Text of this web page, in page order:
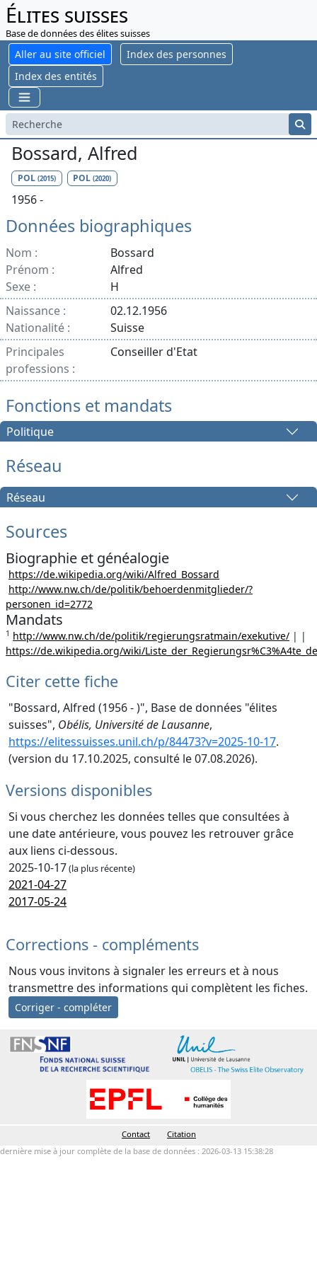
Élites suisses
Base de données des élites suisses
Aller au site officiel
Index des personnes
Index des entités
Bossard, Alfred
POL (2015) POL(2020)
1956 -
Données biographiques
Nom :
Bossard
Prénom :
Alfred
Sexe :
H
Naissance :
02.12.1956
Nationalité :
Suisse
Principales
professions :
Conseiller d'Etat
Fonctions et mandats
Politique
Réseau
Réseau
Sources
Biographie et généalogie
https://de.wikipedia.org/wiki/Alfred_Bossard
http://www.nw.ch/de/politik/behoerdenmitglieder/?
personen_id=2772
Mandats
1 http://www.nw.ch/de/politik/regierungsratmain/exekutive/ | |
https://de.wikipedia.org/wiki/
Citer cette fiche
"Bossard, Alfred (1956 - )", Base de données "élites
suisses", Obélis, Université de Lausanne,
https://elitessuisses.unil.ch/p/84473?v=2025-10-17.
(version du 17.10.2025, consulté le 07.08.2026).
Versions disponibles
Si vous cherchez les données telles que consultées à
une date antérieure, vous pouvez les retrouver grâce
aux liens ci-dessous.
2025-10-17(la plus récente)
2021-04-27
2017-05-24
Corrections - compléments
Nous vous invitons à signaler les erreurs et à nous
transmettre des informations qui complètent les fiches.
Corriger - compléter
Contact
Citation
dernière mise à jour complète de la base de données : 2026-03-13 15:38:28